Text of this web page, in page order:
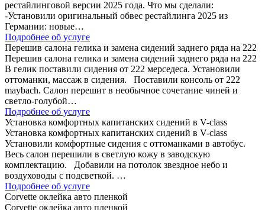
рестайлинговой версии 2025 года. Что мы сделали:
-Установили оригинальный обвес рестайлинга 2025 из
Германии: новые…
Подробнее об услуге
Перешив салона гелика и замена сидений заднего ряда на 222
Перешив салона гелика и замена сидений заднего ряда на 222
В гелик поставили сидения от 222 мерседеса. Установили
оттоманки, массаж в сидения. Поставили консоль от 222
maybach. Салон перешит в необычное сочетание чиней и
светло-голубой…
Подробнее об услуге
Установка комфортных капитанских сидений в V-class
Установка комфортных капитанских сидений в V-class
Установили комфортные сидения с оттоманками в автобус.
Весь салон перешили в светлую кожу в заводскую
комплектацию. Добавили на потолок звездное небо и
воздуховоды с подсветкой. …
Подробнее об услуге
Corvette оклейка авто пленкой
Corvette оклейка авто пленкой